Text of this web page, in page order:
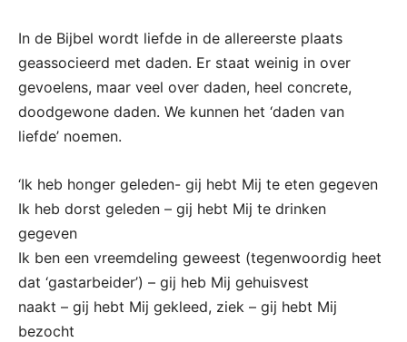
In de Bijbel wordt liefde in de allereerste plaats
geassocieerd met daden. Er staat weinig in over
gevoelens, maar veel over daden, heel concrete,
doodgewone daden. We kunnen het ‘daden van
liefde’ noemen.
‘Ik heb honger geleden- gij hebt Mij te eten gegeven
Ik heb dorst geleden – gij hebt Mij te drinken
gegeven
Ik ben een vreemdeling geweest (tegenwoordig heet
dat ‘gastarbeider’) – gij heb Mij gehuisvest
naakt – gij hebt Mij gekleed, ziek – gij hebt Mij
bezocht